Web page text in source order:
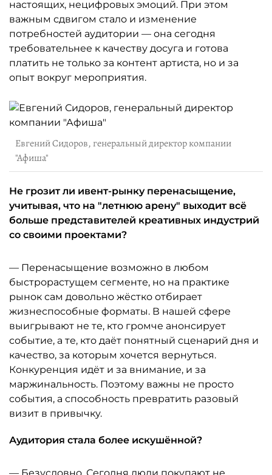
настоящих, нецифровых эмоций. При этом
важным сдвигом стало и изменение
потребностей аудитории — она сегодня
требовательнее к качеству досуга и готова
платить не только за контент артиста, но и за
опыт вокруг мероприятия.
Евгений Сидоров, генеральный директор компании
"Афиша"
Не грозит ли ивент-рынку перенасыщение,
учитывая, что на "летнюю арену" выходит всё
больше представителей креативных индустрий
со своими проектами?
— Перенасыщение возможно в любом
быстрорастущем сегменте, но на практике
рынок сам довольно жёстко отбирает
жизнеспособные форматы. В нашей сфере
выигрывают не те, кто громче анонсирует
событие, а те, кто даёт понятный сценарий дня и
качество, за которым хочется вернуться.
Конкуренция идёт и за внимание, и за
маржинальность. Поэтому важны не просто
события, а способность превратить разовый
визит в привычку.
Аудитория стала более искушённой?